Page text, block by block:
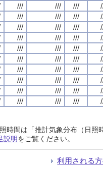
/// /// ///
/// /// ///
/// /// ///
/// /// ///
/// /// ///
/// /// ///
/// /// ///
/// /// ///
/// /// ///
/// /// ///
時間は「推計気象分布（日
説明をご覧ください。
利用される